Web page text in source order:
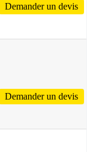
Demander un devis
Demander un devis